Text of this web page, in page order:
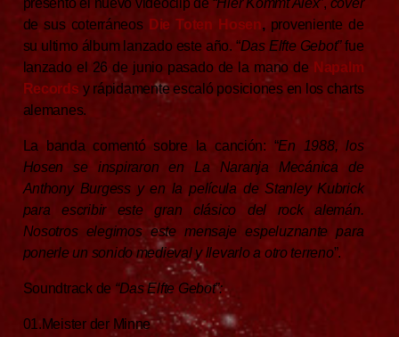
presentó el nuevo videoclip de “Hier Kommt Alex”, cover
de sus coterráneos Die Toten Hosen,proveniente de
su ultimo álbum lanzado este año. “Das Elfte Gebot”fue
lanzado el 26 de junio pasado de la mano de Napalm
Records y rápidamente escaló posiciones en los charts
alemanes.
La banda comentó sobre la canción: “En 1988, los
Hosen se inspiraron en La Naranja Mecánica de
Anthony Burgess y en la película de Stanley Kubrick
para escribir este gran clásico del rock alemán.
Nosotros elegimos este mensaje espeluznante para
ponerle un sonido medieval y llevarlo a otro terreno”.
Soundtrack de “Das Elfte Gebot”:
01.Meister der Minne